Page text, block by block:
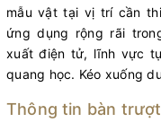
mẫu vật tại vị trí cần
ứng dụng rộng rãi
xuất điện tử, lĩnh vực
quang học. Kéo xuống
Thông tin bàn